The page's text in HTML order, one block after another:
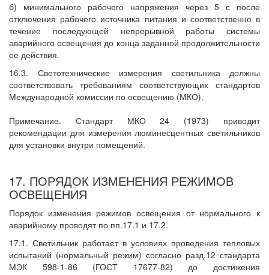
б) минимального рабочего напряжения через 5 с после
отключения рабочего источника питания и соответственно в
течение последующей непрерывной работы системы
аварийного освещения до конца заданной продолжительности
ее действия.
16.3. Светотехнические измерения светильника должны
соответствовать требованиям соответствующих стандартов
Международной комиссии по освещению (МКО).
Примечание. Стандарт МКО 24 (1973) приводит
рекомендации для измерения люминесцентных светильников
для установки внутри помещений.
17. ПОРЯДОК ИЗМЕНЕНИЯ РЕЖИМОВ
ОСВЕЩЕНИЯ
Порядок изменения режимов освещения от нормального к
аварийному проводят по пп.17.1 и 17.2.
17.1. Светильник работает в условиях проведения тепловых
испытаний (нормальный режим) согласно разд.12 стандарта
МЭК 598-1-86 (ГОСТ 17677-82) до достижения